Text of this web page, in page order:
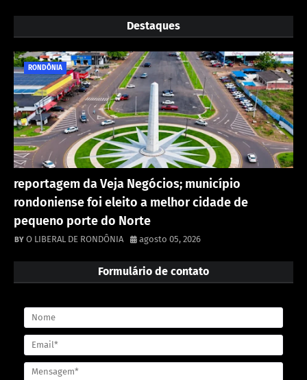
Destaques
RONDÔNIA
reportagem da Veja Negócios; município
rondoniense foi eleito a melhor cidade de
pequeno porte do Norte
O LIBERAL DE RONDÔNIA agosto 05, 2026
Formulário de contato